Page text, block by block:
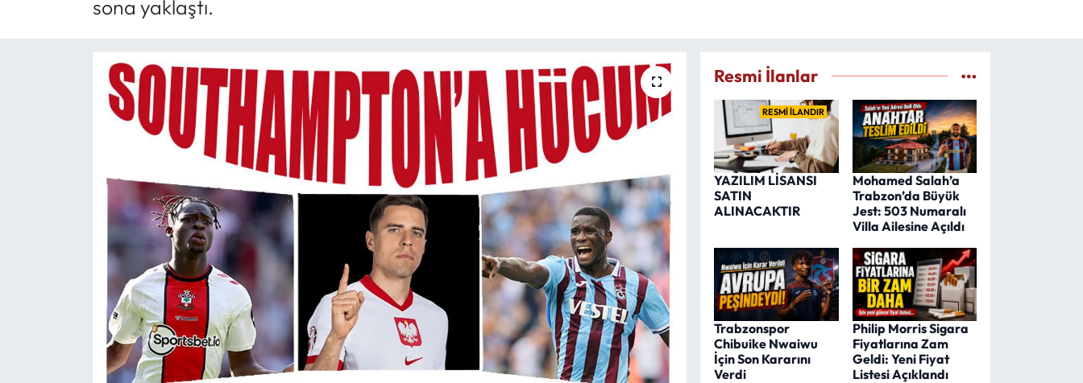
sona yaklaştı.
Resmi İlanlar
RESMİ İLANDIR
YAZILIM LİSANSI
SATIN
ALINACAKTIR
Mohamed Salah’a
Trabzon’da Büyük
Jest: 503 Numaralı
Villa Ailesine Açıldı
Trabzonspor
Chibuike Nwaiwu
İçin Son Kararını
Verdi
Philip Morris Sigara
Fiyatlarına Zam
Geldi: Yeni Fiyat
Listesi Açıklandı
Karikatür Galeri
ASTROLOJİ
Spor Yazıları
Mektup Galeri